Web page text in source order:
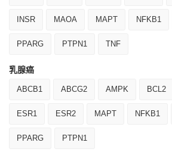
INSR MAOA MAPT NFKB1
PPARG PTPN1 TNF
乳腺癌
ABCB1 ABCG2 AMPK BCL2
ESR1 ESR2 MAPT NFKB1
PPARG PTPN1